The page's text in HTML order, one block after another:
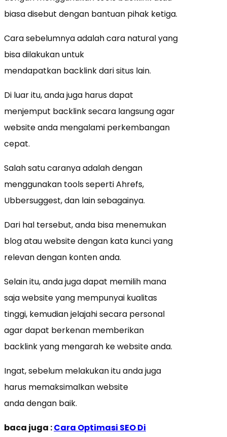
biasa disebut dengan bantuan pihak ketiga.
Cara sebelumnya adalah cara natural yang
bisa dilakukan untuk
mendapatkan backlink dari situs lain.
Di luar itu, anda juga harus dapat
menjemput backlink secara langsung agar
website anda mengalami perkembangan
cepat.
Salah satu caranya adalah dengan
menggunakan tools seperti Ahrefs,
Ubbersuggest, dan lain sebagainya.
Dari hal tersebut, anda bisa menemukan
blog atau website dengan kata kunci yang
relevan dengan konten anda.
Selain itu, anda juga dapat memilih mana
saja website yang mempunyai kualitas
tinggi, kemudian jelajahi secara personal
agar dapat berkenan memberikan
backlink yang mengarah ke website anda.
Ingat, sebelum melakukan itu anda juga
harus memaksimalkan website
anda dengan baik.
baca juga :Cara Optimasi SEO Di